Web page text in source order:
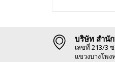
บริษัท สำนั
เลขที่ 213/3
แขวงบางโพง